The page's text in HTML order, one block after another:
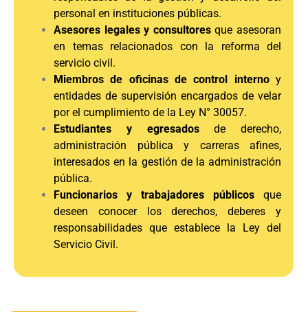
personal en instituciones públicas.
Asesores legales y consultoresque asesoran
en temas relacionados con la reforma del
servicio civil.
Miembros de oficinas de control internoy
entidades de supervisión encargados de velar
por el cumplimiento de la Ley N° 30057.
Estudiantes y egresadosde derecho,
administración pública y carreras afines,
interesados en la gestión de la administración
pública.
Funcionarios y trabajadores públicos que
deseen conocer los derechos, deberes y
responsabilidades que establece la Ley del
Servicio Civil.